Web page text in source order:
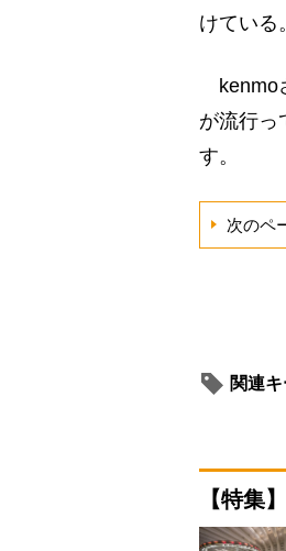
けている。
kenmo
が流行っ
す。
次のペ
関連
【特集